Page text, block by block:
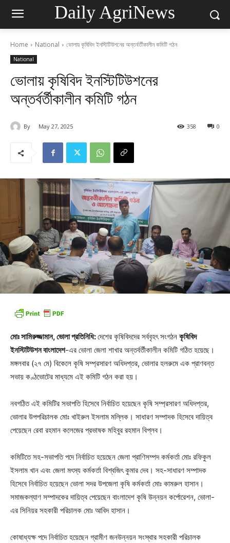
Daily AgriNews
Home National ভোলায় কৃষিবিদ ইনস্টিটিউশনের অন্তর্বর্তীকালীন কমিটি গঠন
National
ভোলায় কৃষিবিদ ইনস্টিটিউশনের
অন্তর্বর্তীকালীন কমিটি গঠন
By May 27, 2025 0
358
মোঃ সামিরুজ্জামান, ভোলা প্রতিনিধি:দেশের কৃষিবিদদের সর্ববৃহৎ সংগঠন কৃষিবিদ
ইনস্টিটিউশন বাংলাদেশ-এর ভোলা জেলা শাখার অন্তর্বর্তীকালীন কমিটি গঠিত হয়েছে।
মঙ্গলবার (২৭ মে) বিকেলে কৃষি সম্প্রসারণ অধিদপ্তর, ভোলার হলরুমে এক প্রাণবন্ত
সভায় কণ্ঠভোটের মাধ্যমে এই কমিটি গঠন করা হয়।
নবগঠিত এই কমিটির সভাপতি হিসেবে নির্বাচিত হয়েছেন কৃষি সম্প্রসারণ অধিদপ্তর,
ভোলার উপপরিচালক মোঃ খাইরুল ইসলাম মল্লিক। সাধারণ সম্পাদক হিসেবে দায়িত্ব
পেয়েছেন রেবা রহমান কলেজের প্রভাষক মহিবুর রহমান বিপ্লব।
কমিটিতে সহ-সভাপতি পদে নির্বাচিত হয়েছেন জেলা প্রাণিসম্পদ কর্মকর্তা মোঃ রফিকুল
ইসলাম খান এবং জেলা মৎস্য কর্মকর্তা বিশ্বজিৎ কুমার দেব। সহ-সাধারণ সম্পাদক
হিসেবে নির্বাচিত হয়েছেন ভোলা সদর উপজেলা কৃষি কর্মকর্তা মোঃ কামরুল হাসান।
সমাজকল্যাণ সম্পাদকের দায়িত্ব পেয়েছেন বাংলাদেশ কৃষি উন্নয়ন কর্পোরেশন, ভোলা-
এর সিনিয়র সহকারী পরিচালক মোঃ আবিদ হাসান।
কোষাধ্যক্ষ পদে নির্বাচিত হয়েছেন গ্রামীণ জনউন্নয়ন সংস্থার সহকারী পরিচালক